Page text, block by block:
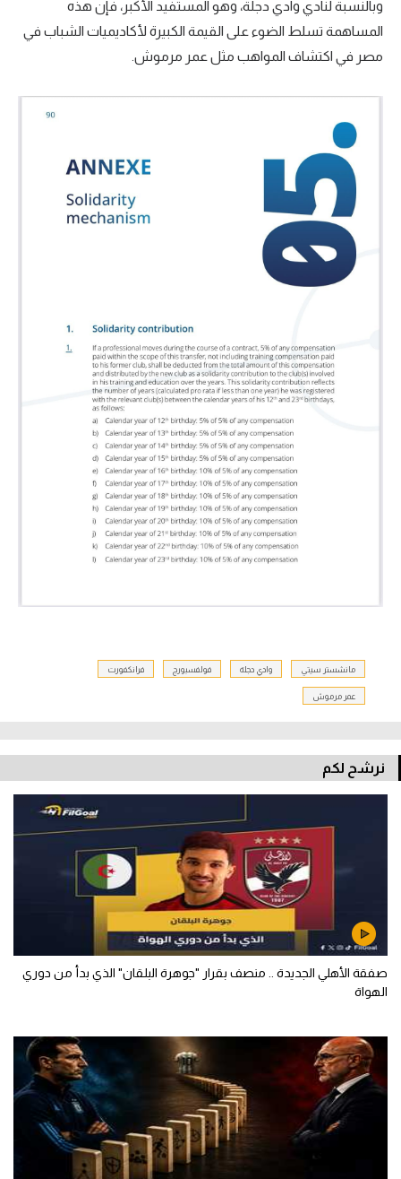
وبالنسبة لنادي وادي دجلة، وهو المستفيد الأكبر، فإن هذه
المساهمة تسلط الضوء على القيمة الكبيرة لأكاديميات الشباب في
مصر في اكتشاف المواهب مثل عمر مرموش.
مانشستر سيتي وادي دجلة فولفسبورج فرانكفورت
عمر مرموش
نرشح لكم
صفقة الأهلي الجديدة .. منصف بقرار "جوهرة البلقان" الذي بدأ من دوري
الهواة